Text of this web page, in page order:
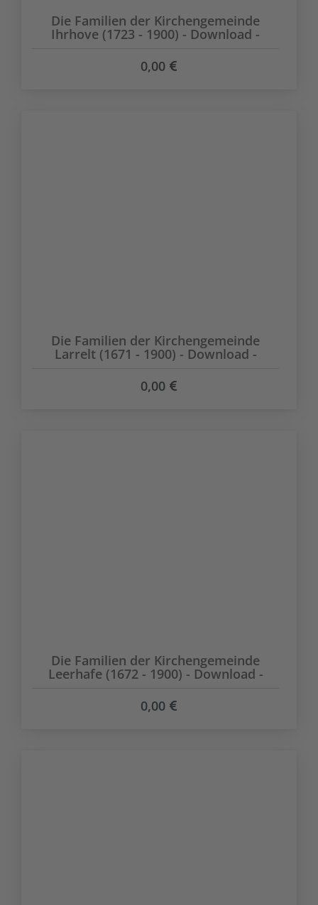
Die Familien der Kirchengemeinde
Ihrhove (1723 - 1900) - Download -
0,00
Die Familien der Kirchengemeinde
Larrelt (1671 - 1900) - Download -
0,00
Die Familien der Kirchengemeinde
Leerhafe (1672 - 1900) - Download -
0,00